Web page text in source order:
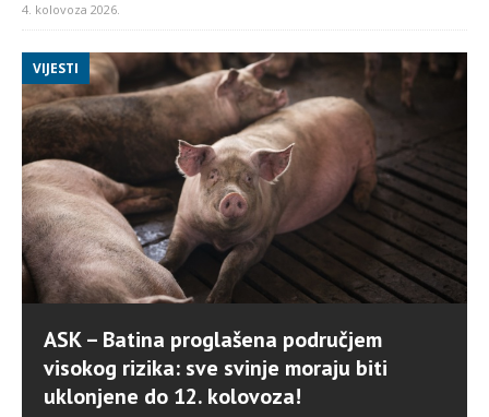
4. kolovoza 2026.
VIJESTI
ASK – Batina proglašena područjem
visokog rizika: sve svinje moraju biti
uklonjene do 12. kolovoza!